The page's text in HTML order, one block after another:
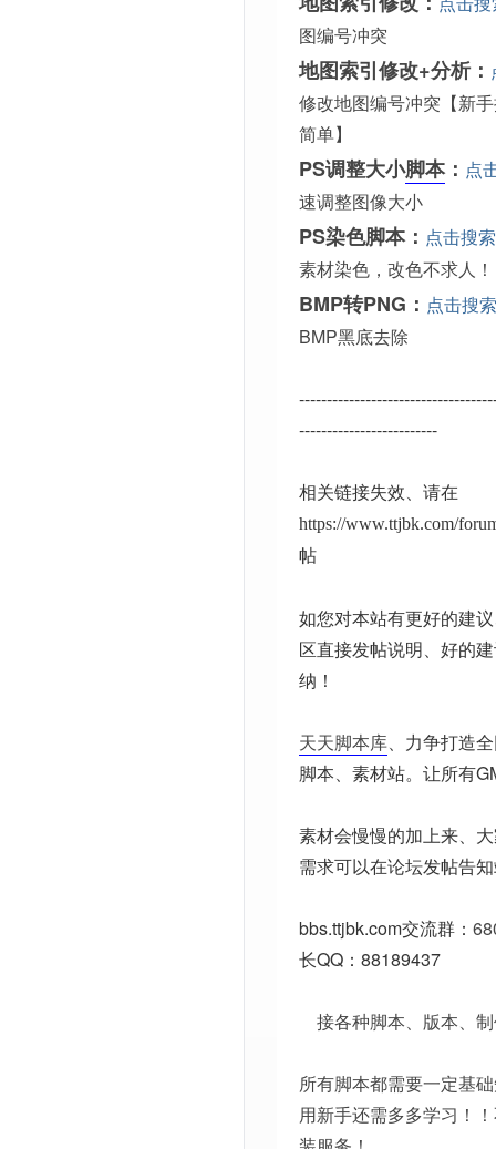
图编号冲突
地图索引修改+分析：
修改地图编号冲突【新
简单】
PS调整大小脚本： 点
速调整图像大小
PS染色脚本： 点击搜索
素材染色，改色不求人！
BMP转PNG： 点击搜索
BMP黑底去除
-------------------------
相关链接失效、请在
https://www.ttjbk.com/
帖
如您对本站有更好的建
区直接发帖说明、好的
纳！
天天脚本库、力争打造
脚本、素材站。让所有
素材会慢慢的加上来、
需求可以在论坛发帖告
bbs.ttjbk.com交流群：
长QQ：88189437
接各种脚本、版本、
所有脚本都需要一定基
用新手还需多多学习！